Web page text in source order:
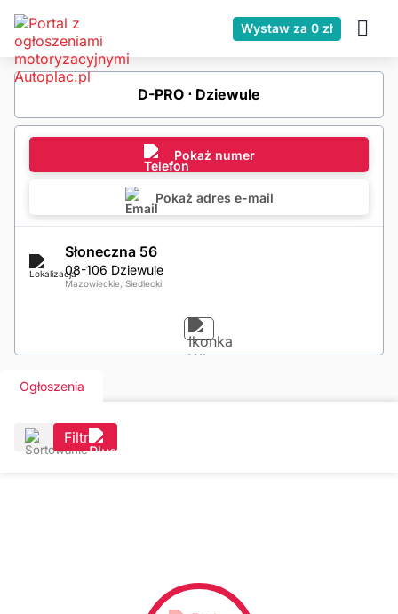
Wystaw za 0 zł
D-PRO ⋅ Dziewule
Pokaż numer
Pokaż adres e-mail
Słoneczna 56
08-106 Dziewule
Mazowieckie, Siedlecki
Ogłoszenia
Filtr